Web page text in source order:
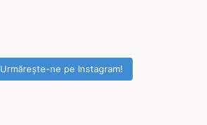
Urmărește-ne pe Instagram!